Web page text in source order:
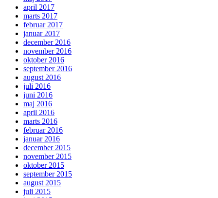
april 2017
marts 2017
februar 2017
januar 2017
december 2016
november 2016
oktober 2016
september 2016
august 2016
juli 2016
juni 2016
maj 2016
april 2016
marts 2016
februar 2016
januar 2016
december 2015
november 2015
oktober 2015
september 2015
august 2015
juli 2015